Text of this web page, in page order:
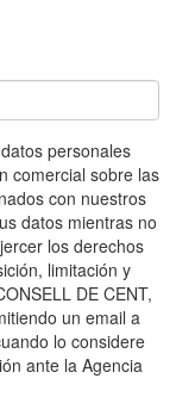
personales
comercial sobre las
con nuestros
datos mientras no
los derechos
limitación y
DE CENT,
un email a
lo considere
ante la Agencia